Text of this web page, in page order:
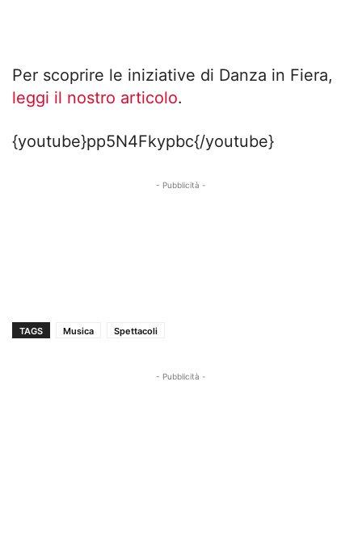
Per scoprire le iniziative di Danza in Fiera,
leggi il nostro articolo.
{youtube}pp5N4Fkypbc{/youtube}
- Pubblicità -
TAGS Musica Spettacoli
- Pubblicità -